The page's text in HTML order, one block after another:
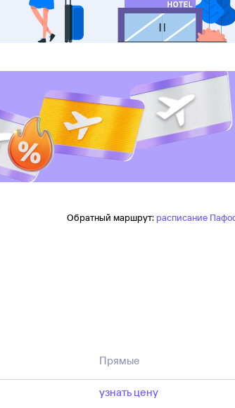
Обратный маршрут: расписание
Прямые
узнать цену